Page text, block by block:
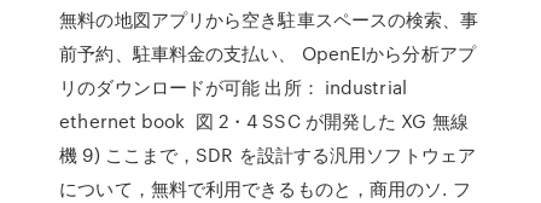
無料の地図アプリから空き駐車スペースの検索、事
前予約、駐車料金の支払い、 OpenEIから分析アプ
リのダウンロードが可能 出所： industrial
ethernet book 図 2・4 SSC が開発した XG 無線
機 9) ここまで，SDR を設計する汎用ソフトウェア
について，無料で利用できるものと，商用のソ. フ